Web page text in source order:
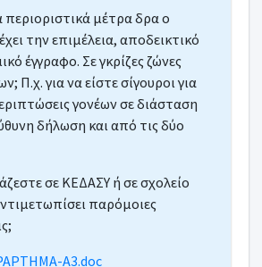
περιοριστικά μέτρα δρα ο
την επιμέλεια, αποδεικτικό
έγγραφο. Σε γκρίζες ζώνες
Π.χ. για να είστε σίγουροι για
γονέων σε διάσταση
δήλωση και από τις δύο
σε ΚΕΔΑΣΥ ή σε σχολείο
παρόμοιες
Α3.doc